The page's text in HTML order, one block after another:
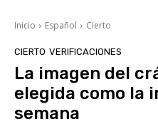
Inicio Español Cierto
CIERTO VERIFICACIONES
La imagen del
elegida como la
semana